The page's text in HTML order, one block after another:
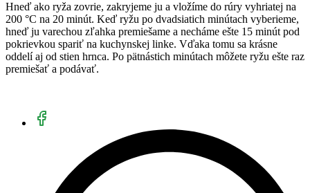
Hneď ako ryža zovrie, zakryjeme ju a vložíme do rúry vyhriatej na
200 °C na 20 minút. Keď ryžu po dvadsiatich minútach vyberieme,
hneď ju varechou zľahka premiešame a necháme ešte 15 minút pod
pokrievkou spariť na kuchynskej linke. Vďaka tomu sa krásne
oddelí aj od stien hrnca. Po pätnástich minútach môžete ryžu ešte raz
premiešať a podávať.